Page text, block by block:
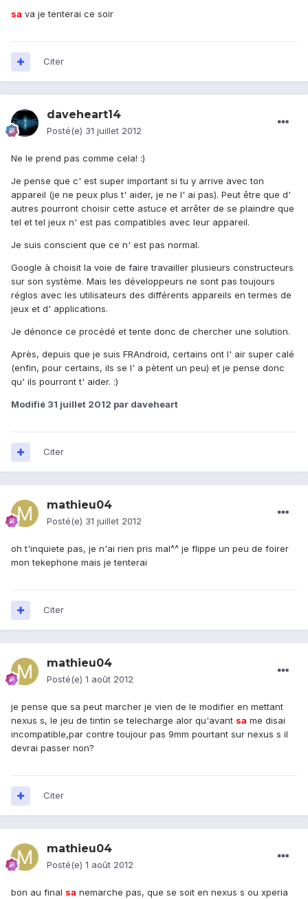
sa va je tenterai ce soir
Citer
daveheart14
Posté(e) 31 juillet 2012
Ne le prend pas comme cela! :)
Je pense que c' est super important si tu y arrive avec ton
appareil (je ne peux plus t' aider, je ne l' ai pas). Peut être que d'
autres pourront choisir cette astuce et arrêter de se plaindre que
tel et tel jeux n' est pas compatibles avec leur appareil.
Je suis conscient que ce n' est pas normal.
Google à choisit la voie de faire travailler plusieurs constructeurs
sur son système. Mais les développeurs ne sont pas toujours
réglos avec les utilisateurs des différents appareils en termes de
jeux et d' applications.
Je dénonce ce procédé et tente donc de chercher une solution.
Après, depuis que je suis FRAndroid, certains ont l' air super calé
(enfin, pour certains, ils se l' a pètent un peu) et je pense donc
qu' ils pourront t' aider. :)
Modifié 31 juillet 2012 par daveheart
Citer
mathieu04
Posté(e) 31 juillet 2012
oh t'inquiete pas, je n'ai rien pris mal^^ je flippe un peu de foirer
mon tekephone mais je tenterai
Citer
mathieu04
Posté(e) 1 août 2012
je pense que sa peut marcher je vien de le modifier en mettant
nexus s, le jeu de tintin se telecharge alor qu'avant sa me disai
incompatible,par contre toujour pas 9mm pourtant sur nexus s il
devrai passer non?
Citer
mathieu04
Posté(e) 1 août 2012
bon au final sa nemarche pas, que se soit en nexus s ou xperia